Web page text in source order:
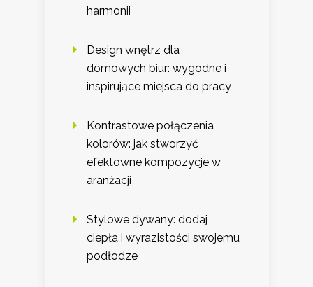
harmonii
Design wnętrz dla
domowych biur: wygodne i
inspirujące miejsca do pracy
Kontrastowe połączenia
kolorów: jak stworzyć
efektowne kompozycje w
aranżacji
Stylowe dywany: dodaj
ciepła i wyrazistości swojemu
podłodze